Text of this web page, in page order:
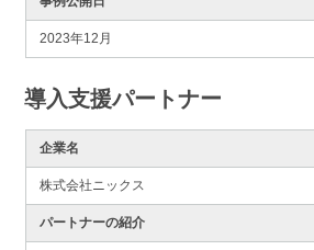
2023年12月
導入支援パートナー
企業名
株式会社ニックス
パートナーの紹介